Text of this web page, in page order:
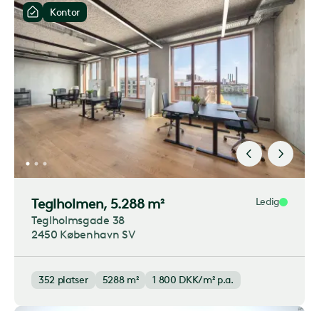
Kontor
Teglholmen, 5.288 m² Ledig
Teglholmsgade 38
2450 København SV
352 platser 5288 m² 1 800 DKK/m² p.a.